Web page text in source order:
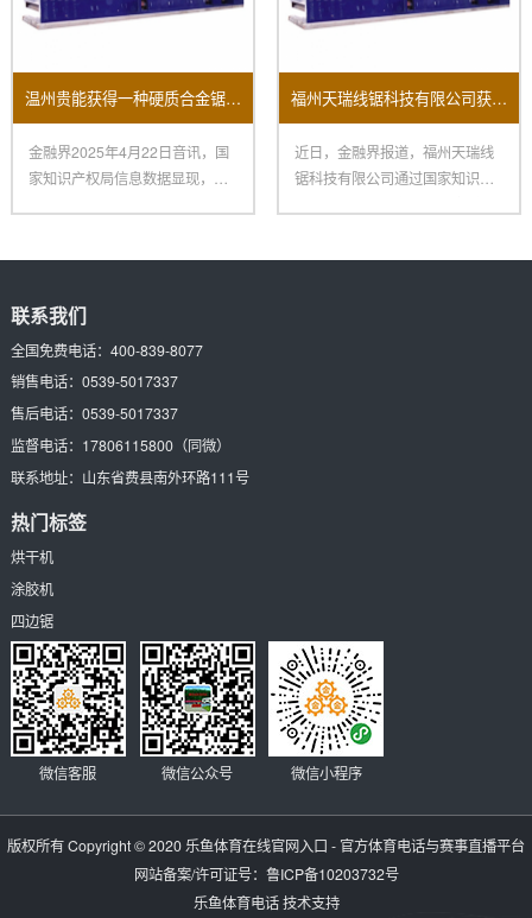
温州贵能获得一种硬质合金锯条磨齿机床专利
金融界2025年4月22日音讯，国
家知识产权局信息数据显现，温
福州天瑞线锯科技有限公司获新专利：提升开方机换料效率助力制造业变革
近日，金融界报道，福州天瑞线
锯科技有限公司通过国家知识产
联系我们
全国免费电话： 400-839-8077
销售电话： 0539-5017337
售后电话： 0539-5017337
监督电话： 17806115800（同微）
联系地址： 山东省费县南外环路111号
热门标签
烘干机
涂胶机
四边锯
微信客服 微信公众号 微信小程序
版权所有 Copyright © 2020乐鱼体育在线官网入口 - 官方体育电话与赛事直播平台
网站备案/许可证号： 鲁ICP备10203732号
乐鱼体育电话技术支持